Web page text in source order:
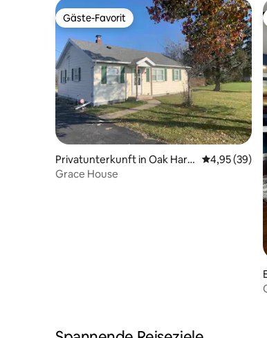
Gäste-Favorit
Gäste-Favorit
Privatunterkunft in Oak Harb
or
4,95 (39)
Grace House